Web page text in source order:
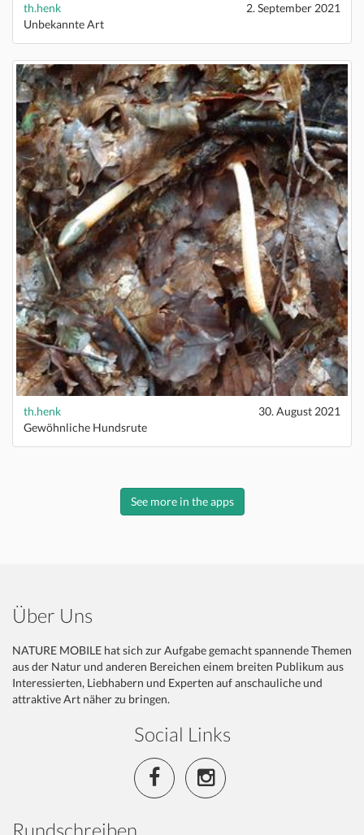
th.henk
2. September 2021
Unbekannte Art
th.henk
30. August 2021
Gewöhnliche Hundsrute
See more in the apps
Über Uns
NATURE MOBILE hat sich zur Aufgabe gemacht spannende Themen
aus der Natur und anderen Bereichen einem breiten Publikum aus
Interessierten, Liebhabern und Experten auf anschauliche und
attraktive Art näher zu bringen.
Social Links
Rundschreiben